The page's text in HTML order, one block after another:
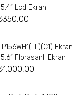
Lcd Ekran
350,00
LP156WH1(TL)(C1) Ekran
Florasanlı Ekran
1.000,00